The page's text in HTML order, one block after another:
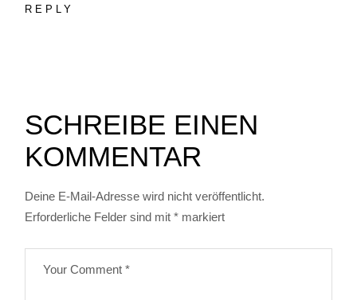
REPLY
SCHREIBE EINEN
KOMMENTAR
Deine E-Mail-Adresse wird nicht veröffentlicht.
Erforderliche Felder sind mit* markiert